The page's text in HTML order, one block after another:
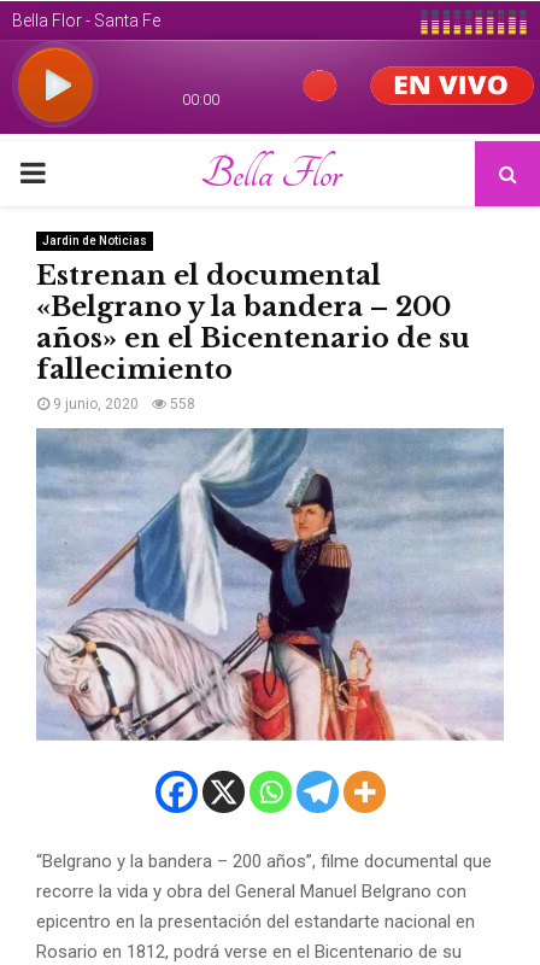
PRIMARY
MENU
Bella Flor
Jardin de Noticias
Estrenan el documental
«Belgrano y la bandera – 200
años» en el Bicentenario de su
fallecimiento
9 junio, 2020 558
“Belgrano y la bandera – 200 años”, filme documental que
recorre la vida y obra del General Manuel Belgrano con
epicentro en la presentación del estandarte nacional en
Rosario en 1812, podrá verse en el Bicentenario de su